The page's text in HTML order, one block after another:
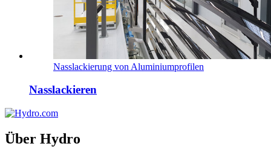
Nasslackierung von Aluminiumprofilen
Nasslackieren
Über Hydro